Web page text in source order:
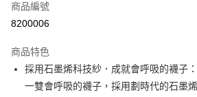
LINE Pay
街口支付
悠遊付
商品編號
8200006
商品特色
採用石墨烯科技紗．成就會呼吸的襪子
一雙會呼吸的襪子，採用劃時代的石墨